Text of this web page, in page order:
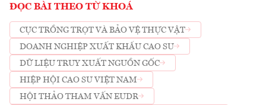
ĐỌC BÀI THEO TỪ KHOÁ
CỤC TRỒNG TRỌT VÀ BẢO VỆ THỰC VẬT
DOANH NGHIỆP XUẤT KHẨU CAO SU
DỮ LIỆU TRUY XUẤT NGUỒN GỐC
HIỆP HỘI CAO SU VIỆT NAM
HỘI THẢO THAM VẤN EUDR